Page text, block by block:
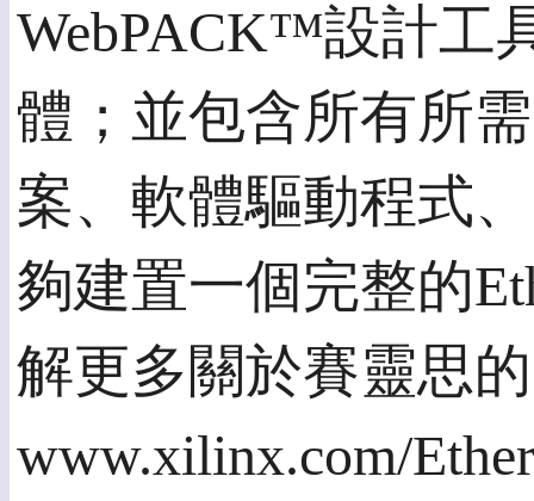
WebPACK™設計工
體；並包含所有所
案、軟體驅動程式
夠建置一個完整的
解更多關於賽靈思
www.xilinx.com/